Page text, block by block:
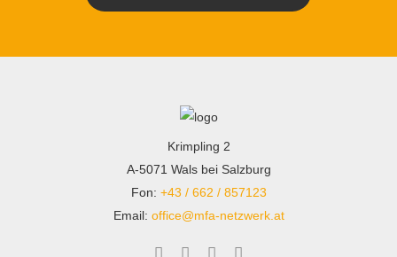
Krimpling 2
A-5071 Wals bei Salzburg
Fon: +43 / 662 / 857123
Email: office@mfa-netzwerk.at